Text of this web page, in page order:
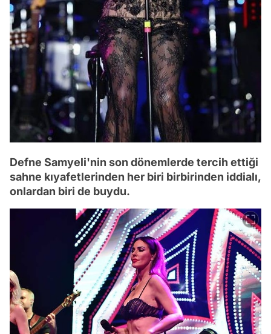
Defne Samyeli'nin son dönemlerde tercih ettiği
sahne kıyafetlerinden her biri birbirinden iddialı,
onlardan biri de buydu.